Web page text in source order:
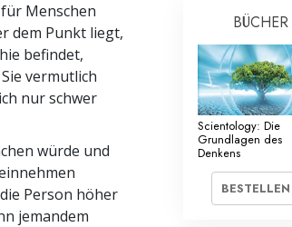
Die Technologie des Studierens
Kommunikation
Menschen
dem Punkt liegt,
befindet,
vermutlich
nur schwer
würde und
Person höher
jemandem
BÜCHER
Scientology: Die
Grundlagen des
Denkens
BESTELLEN